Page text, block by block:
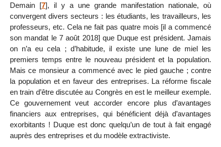
Demain [7], il y a une grande manifestation nationale, où
convergent divers secteurs : les étudiants, les travailleurs, les
professeurs, etc. Cela ne fait pas quatre mois [il a commencé
son mandat le 7 août 2018] que Duque est président. Jamais
on n’a eu cela ; d’habitude, il existe une lune de miel les
premiers temps entre le nouveau président et la population.
Mais ce monsieur a commencé avec le pied gauche ; contre
la population et en faveur des entreprises. La réforme fiscale
en train d’être discutée au Congrès en est le meilleur exemple.
Ce gouvernement veut accorder encore plus d’avantages
financiers aux entreprises, qui bénéficient déjà d’avantages
exorbitants ! Duque est donc quelqu’un de tout à fait engagé
auprès des entreprises et du modèle extractiviste.